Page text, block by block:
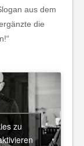
aus dem
die
zu